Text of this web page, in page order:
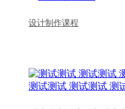
设计制作课程